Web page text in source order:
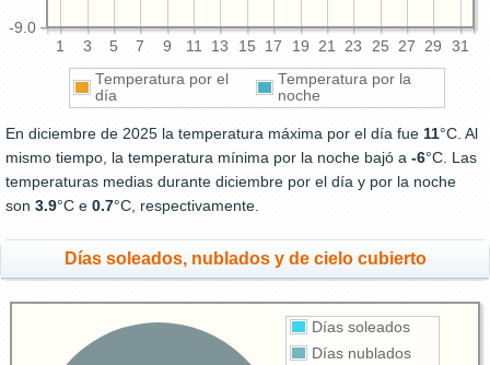
1 3 5 7 9 11 13 15 17 19 21 23 25 27 29 31
-9.0
Temperatura por el
día
Temperatura por la
noche
En diciembre de 2025 la temperatura máxima por el día fue 11°C. Al
mismo tiempo, la temperatura mínima por la noche bajó a -6°C. Las
temperaturas medias durante diciembre por el día y por la noche
son 3.9°C e 0.7°C, respectivamente.
Días soleados, nublados y de cielo cubierto
Días soleados
Días nublados